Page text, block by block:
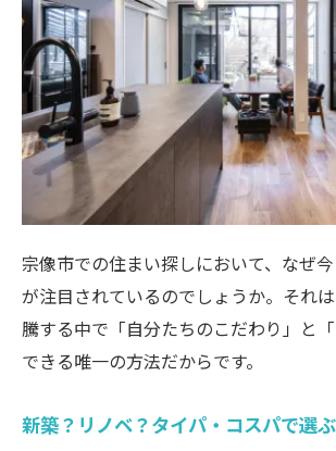
収納不足を解決する「隠す」
のバランス
予算内で高品質に！リノベーショ
「賢い抑え方」
宗像市のリノベーション費用
補助金をフル活用！コストを
優先順位の付け方で「満足度
る
信頼できるパートナー選びがリノ
成功を決める
一級建築士事務所に依頼する
施工事例から見る「暮らしの
宗像市での住まい探しにおいて、なぜ
が注目されているのでしょうか。それ
騰する中で「自分たちのこだわり」と
できる唯一の方法だからです。
新築？リノベ？タイパ・コスパで選